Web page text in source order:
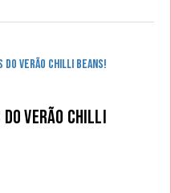
Verão Chilli